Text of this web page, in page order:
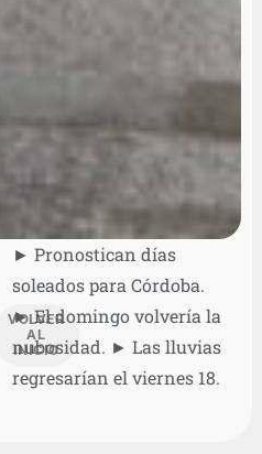
VOLVER
AL
INICIO
► Pronostican días
soleados para Córdoba.
► El domingo volvería la
nubosidad. ► Las lluvias
regresarían el viernes 18.